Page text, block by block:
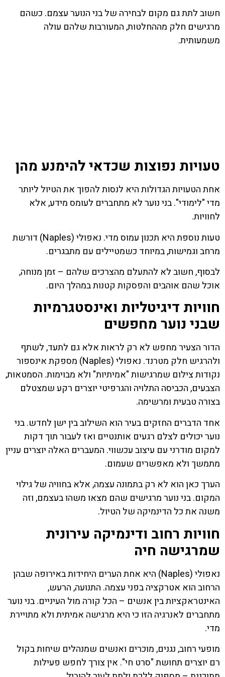
חשוב לתת גם מקום לבחירה של בני הנוער עצמם. כשהם
מרגישים חלק מההחלטות, המעורבות שלהם עולה
משמעותית.
טעויות נפוצות שכדאי להימנע מהן
אחת הטעויות הגדולות היא לנסות להפוך את הטיול ליותר
מדי "לימודי". בני נוער לא מתחברים לעומס מידע, אלא
לחוויות.
טעות נוספת היא תכנון עמוס מדי. נאפולי (Naples) דורשת
מרחב וגמישות, במיוחד כשמטיילים עם מתבגרים.
לבסוף, חשוב לא להתעלם מהצרכים שלהם – זמן מנוחה,
אוכל שהם אוהבים והפסקות קטנות במהלך היום.
חוויות דיגיטליות ואינסטגרמיות
שבני נוער מחפשים
הדור הצעיר מחפש לא רק לראות אלא גם לתעד, לשתף
ולהרגיש חלק מטרנד. נאפולי (Naples) מספקת אינספור
נקודות צילום שמרגישות "אמיתיות" ולא מבוימות. הסמטאות,
הצבעים, הכביסה התלויה והגרפיטי יוצרים רקע שמצטלם
בצורה טבעית ומרשימה.
אחד הדברים החזקים בעיר הוא השילוב בין ישן לחדש. בני
נוער יכולים לצלם רגעים אותנטיים ואז לעבור תוך דקות
למקום מודרני עם עיצוב עכשווי. המעברים האלה יוצרים עניין
מתמשך ולא מאפשרים שעמום.
הערך כאן הוא לא רק בתמונה עצמה, אלא בחוויה של גילוי
המקום. בני נוער מרגישים שהם מצאו משהו בעצמם, וזה
משנה את כל הדינמיקה של הטיול.
חוויות רחוב ודינמיקה עירונית
שמרגישה חיה
נאפולי (Naples) היא אחת הערים היחידות באירופה שבהן
הרחוב הוא אטרקציה בפני עצמה. התנועה, הרעש,
האינטראקציות בין אנשים – הכל קורה מול העיניים. בני נוער
מתחברים לאנרגיה הזו כי היא מרגישה אמיתית ולא מתויירת
מדי.
מופעי רחוב, נגנים, מוכרים ואנשים שמנהלים שיחות בקול
רם יוצרים תחושת "סרט חי". אין צורך לחפש פעילות